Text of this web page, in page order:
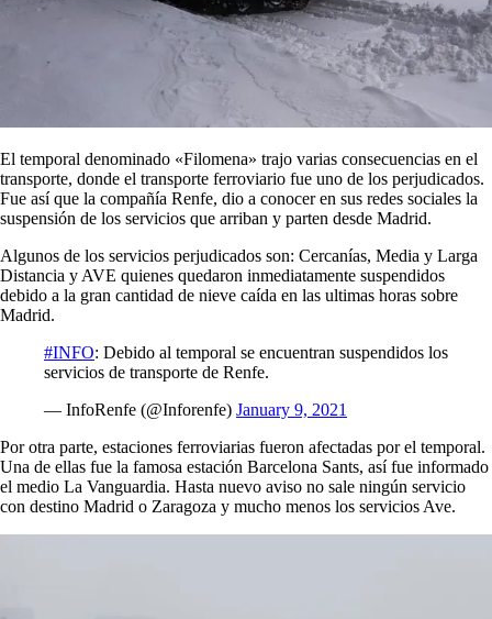
El temporal denominado «Filomena» trajo varias consecuencias en el
transporte, donde el transporte ferroviario fue uno de los perjudicados.
Fue así que la compañía Renfe, dio a conocer en sus redes sociales la
suspensión de los servicios que arriban y parten desde Madrid.
Algunos de los servicios perjudicados son: Cercanías, Media y Larga
Distancia y AVE quienes quedaron inmediatamente suspendidos
debido a la gran cantidad de nieve caída en las ultimas horas sobre
Madrid.
#INFO: Debido al temporal se encuentran suspendidos los
servicios de transporte de Renfe.
— InfoRenfe (@Inforenfe) January 9, 2021
Por otra parte, estaciones ferroviarias fueron afectadas por el temporal.
Una de ellas fue la famosa estación Barcelona Sants, así fue informado
el medio La Vanguardia. Hasta nuevo aviso no sale ningún servicio
con destino Madrid o Zaragoza y mucho menos los servicios Ave.